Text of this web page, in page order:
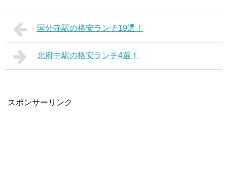
国分寺駅の格安ランチ19選！
北府中駅の格安ランチ4選！
スポンサーリンク